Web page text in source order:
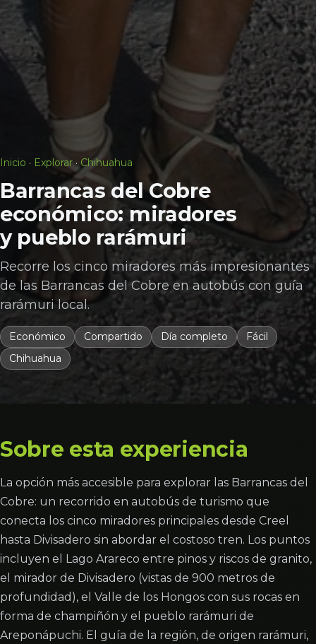
Inicio · Explorar· Chihuahua
Barrancas del Cobre
económico: miradores
y pueblo rarámuri
Recorre los cinco miradores más impresionantes
de las Barrancas del Cobre en autobús con guía
rarámuri local.
Económico Compartido Día completo
Fácil
Chihuahua
Sobre esta experiencia
La opción más accesible para explorar las Barrancas del
Cobre: un recorrido en autobús de turismo que
conecta los cinco miradores principales desde Creel
hasta Divisadero sin abordar el costoso tren. Los puntos
incluyen el Lago Arareco entre pinos y riscos de granito,
el mirador de Divisadero (vistas de 900 metros de
profundidad), el Valle de los Hongos con sus rocas en
forma de champiñón y el pueblo rarámuri de
Areponápuchi. El guía de la región, de origen rarámuri,